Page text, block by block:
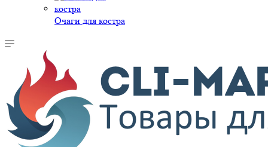
Очаги для костра